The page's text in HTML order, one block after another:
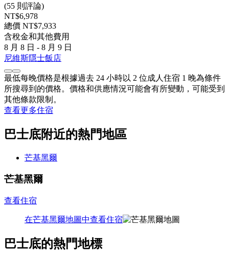
(55 則評論)
NT$6,978
總價 NT$7,933
含稅金和其他費用
8 月 8 日 - 8 月 9 日
尼維斯隱士飯店
最低每晚價格是根據過去 24 小時以 2 位成人住宿 1 晚為條件
所搜尋到的價格。價格和供應情況可能會有所變動，可能受到
其他條款限制。
查看更多住宿
巴士底附近的熱門地區
芒基黑爾
芒基黑爾
查看住宿
在芒基黑爾地圖中查看住宿
巴士底的熱門地標